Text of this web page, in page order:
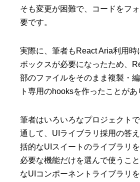
そも変更が困難で、コードをフ
要です。
実際に、筆者もReact Aria利用時
ボックスが必要になったため、
部のファイルをそのまま複製・
ト専用のhooksを作ったことがあ
筆者はいろいろなプロジェクト
通して、UIライブラリ採用の答
括的なUIスイートのライブラリを
必要な機能だけを選んで使うこ
なUIコンポーネントライブラリ